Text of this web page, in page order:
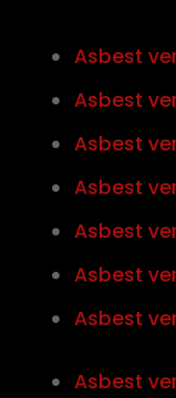
Asbest
Asbest
Asbest
Asbest
Asbest
Asbest
Asbest
Asbest